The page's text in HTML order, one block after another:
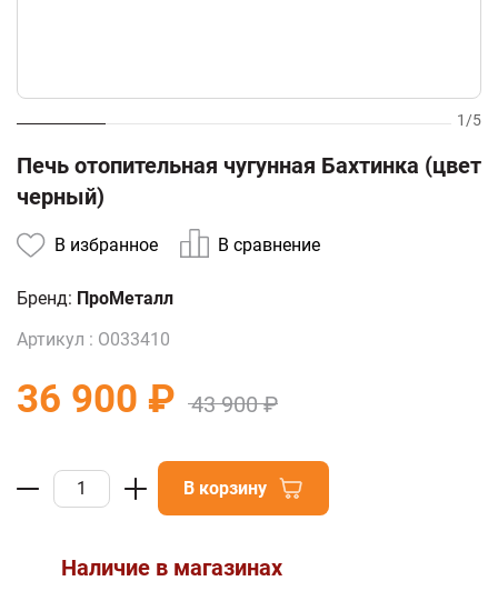
1/5
Печь отопительная чугунная Бахтинка (цвет
черный)
В избранное В сравнение
Бренд: ПроМеталл
Артикул : О033410
36 900 ₽ 43 900 ₽
В корзину
Наличие в магазинах